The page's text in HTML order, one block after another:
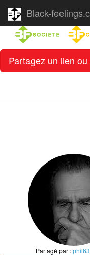
Partagez un lien
Black-
Partagé par :